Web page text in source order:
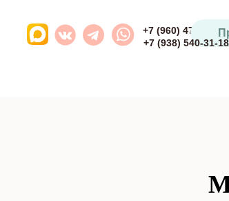
+7 (960) 471-93-64
+7 (938) 540-31-18